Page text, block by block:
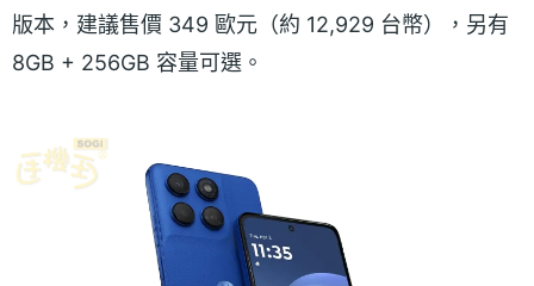
版本，建議售價 349 歐元（約 12,929 台幣），另有
8GB + 256GB 容量可選。